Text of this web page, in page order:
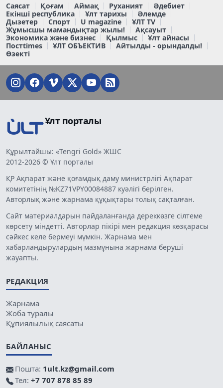
Саясат Қоғам Аймақ Руханият
Әдебиет
Екінші республика
Ұлт тарихы
Әлемде
Дызетер
Спорт U magazine
ҰЛТ TV
Жұмысшы мамандықтар жылы!
Ақсауыт
Экономика және бизнес
Қылмыс
Ұлт айнасы
Постtimes
ҰЛТ ОБЪЕКТИВ
Айтылды - орындалды!
Өзекті
Ұлт порталы
Құрылтайшы: «Tengri Gold» ЖШС
2012-2026 © Ұлт порталы
ҚР Ақпарат және қоғамдық даму министрлігі Ақпарат
комитетінің №KZ71VPY00084887 куәлігі берілген.
Авторлық және жарнама құқықтары толық сақталған.
Сайт материалдарын пайдаланғанда дереккөзге сілтеме
көрсету міндетті. Авторлар пікірі мен редакция көзқарасы
сәйкес келе бермеуі мүмкін. Жарнама мен
хабарландырулардың мазмұнына жарнама беруші
жауапты.
РЕДАКЦИЯ
Жарнама
Жоба туралы
Құпиялылық саясаты
БАЙЛАНЫС
Пошта: 1ult.kz@gmail.com
Тел: +7 707 878 85 89